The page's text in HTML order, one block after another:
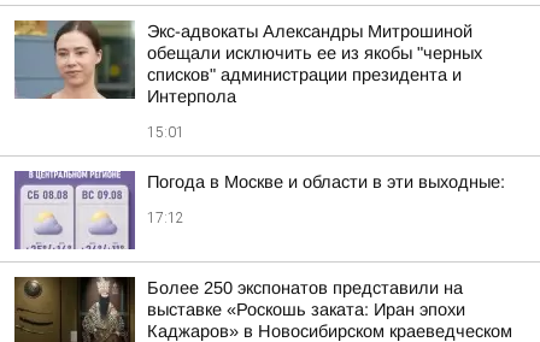
Экс-адвокаты Александры Митрошиной
обещали исключить ее из якобы "черных
списков" администрации президента и
Интерпола
15:01
Погода в Москве и области в эти выходные:
17:12
Более 250 экспонатов представили на
выставке «Роскошь заката: Иран эпохи
Каджаров» в Новосибирском краеведческом